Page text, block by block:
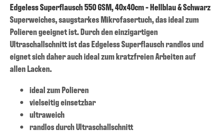
Edgeless Superflausch 550 GSM, 40x40cm - Hellblau & Schwarz
Superweiches, saugstarkes Mikrofasertuch, das ideal zum
Polieren geeignet ist. Durch den einzigartigen
Ultraschallschnitt ist das Edgeless Superflausch randlos und
eignet sich daher auch ideal zum kratzfreien Arbeiten auf
allen Lacken.
ideal zum Polieren
vielseitig einsetzbar
ultraweich
randlos durch Ultraschallschnitt